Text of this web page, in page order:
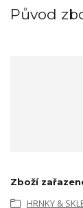
Původ
Zboží
HRNKY &